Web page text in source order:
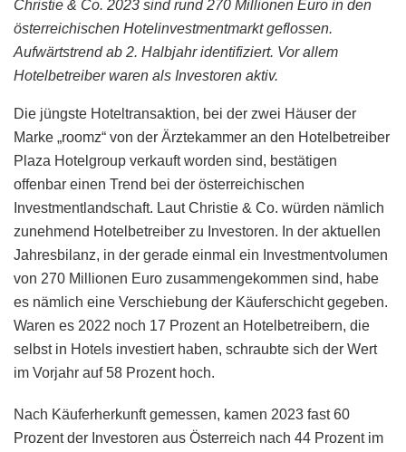
Christie & Co. 2023 sind rund 270 Millionen Euro in den
österreichischen Hotelinvestmentmarkt geflossen.
Aufwärtstrend ab 2. Halbjahr identifiziert. Vor allem
Hotelbetreiber waren als Investoren aktiv.
Die jüngste Hoteltransaktion, bei der zwei Häuser der
Marke „roomz“ von der Ärztekammer an den Hotelbetreiber
Plaza Hotelgroup verkauft worden sind, bestätigen
offenbar einen Trend bei der österreichischen
Investmentlandschaft. Laut Christie & Co. würden nämlich
zunehmend Hotelbetreiber zu Investoren. In der aktuellen
Jahresbilanz, in der gerade einmal ein Investmentvolumen
von 270 Millionen Euro zusammengekommen sind, habe
es nämlich eine Verschiebung der Käuferschicht gegeben.
Waren es 2022 noch 17 Prozent an Hotelbetreibern, die
selbst in Hotels investiert haben, schraubte sich der Wert
im Vorjahr auf 58 Prozent hoch.
Nach Käuferherkunft gemessen, kamen 2023 fast 60
Prozent der Investoren aus Österreich nach 44 Prozent im